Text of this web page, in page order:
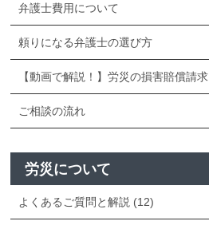
弁護士費用について
頼りになる弁護士の選び方
【動画で解説！】労災の損害賠償請
ご相談の流れ
労災について
よくあるご質問と解説 (12)